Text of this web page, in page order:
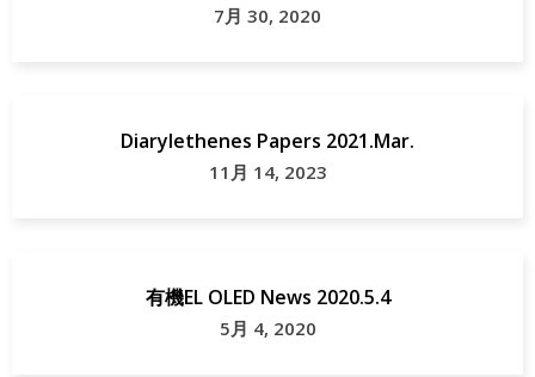
7月 30, 2020
Diarylethenes Papers 2021.Mar.
11月 14, 2023
有機EL OLED News 2020.5.4
5月 4, 2020